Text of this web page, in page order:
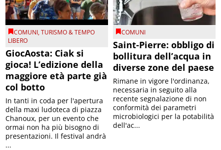
COMUNI,TURISMO & TEMPO
LIBERO
GiocAosta: Ciak si
gioca! L’edizione della
maggiore età parte già
col botto
In tanti in coda per l'apertura
della maxi ludoteca di piazza
Chanoux, per un evento che
ormai non ha più bisogno di
presentazioni. Il festival andrà
...
COMUNI
Saint-Pierre: obbligo di
bollitura dell’acqua in
diverse zone del paese
Rimane in vigore l'ordinanza,
necessaria in seguito alla
recente segnalazione di non
conformità dei parametri
microbiologici per la potabilità
dell'ac...